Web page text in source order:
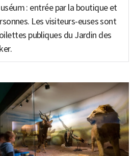
: entrée par la boutique et
Les visiteurs-euses sont
publiques du Jardin des